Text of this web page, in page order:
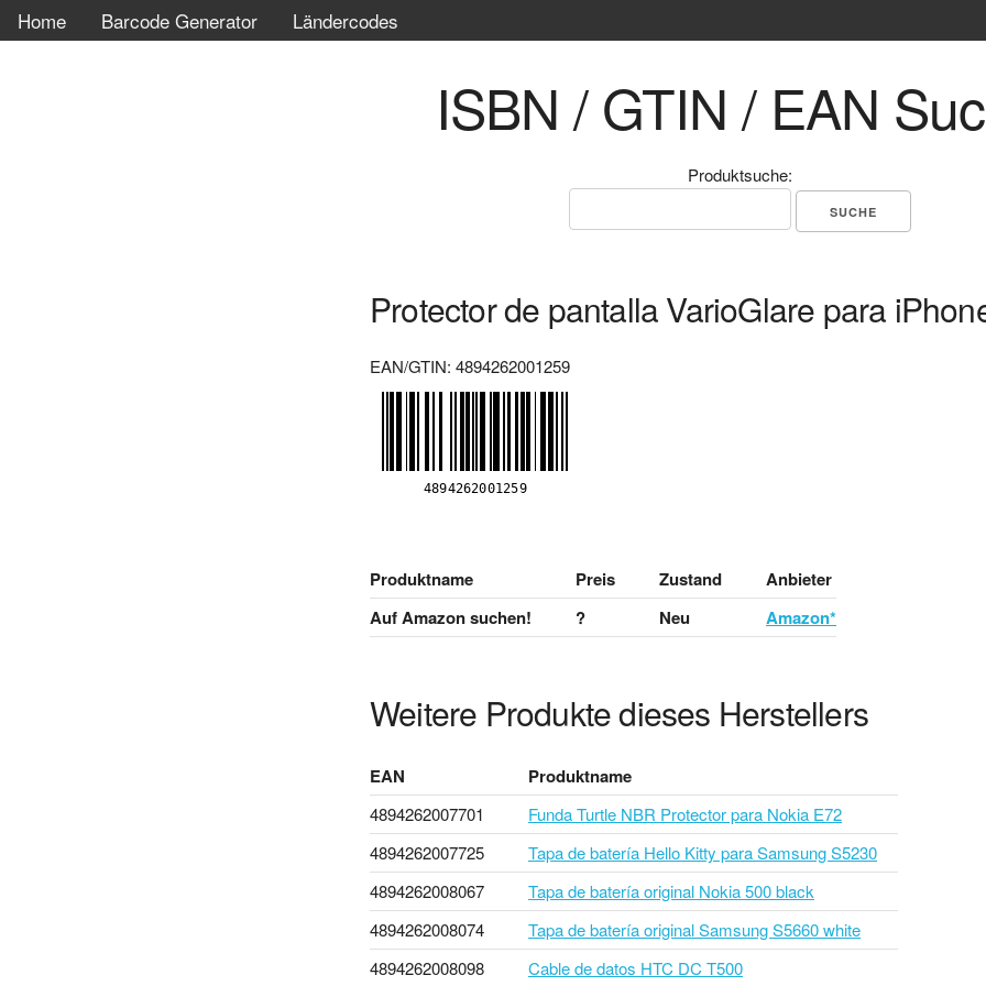
Home Barcode Generator Ländercodes
ISBN / GTIN / EAN
Produktsuche:
Protector de pantalla VarioGlare para
EAN/GTIN: 4894262001259
Produktname Preis Zustand
Anbieter
Auf Amazon suchen!
? Neu Amazon*
Weitere Produkte dieses Herstellers
EAN Produktname
4894262007701
Funda Turtle NBR Protector para Nokia E72
4894262007725
Tapa de batería Hello Kitty para Samsung S5230
4894262008067
Tapa de batería original Nokia 500 black
4894262008074
Tapa de batería original Samsung S5660 white
4894262008098
Cable de datos HTC DC T500